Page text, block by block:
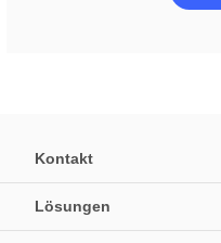
Kontakt
Lösungen